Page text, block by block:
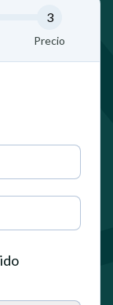
3
Precio